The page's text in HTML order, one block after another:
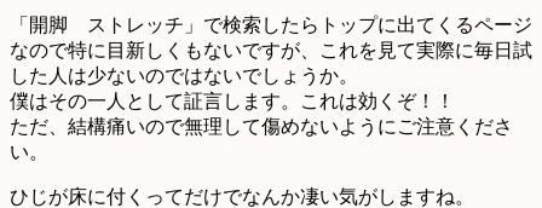
「開脚 ストレッチ」で検索したらトップに出てくるページ
なので特に目新しくもないですが、これを見て実際に毎日試
した人は少ないのではないでしょうか。
僕はその一人として証言します。これは効くぞ！！
ただ、結構痛いので無理して傷めないようにご注意くださ
い。
ひじが床に付くってだけでなんか凄い気がしますね。